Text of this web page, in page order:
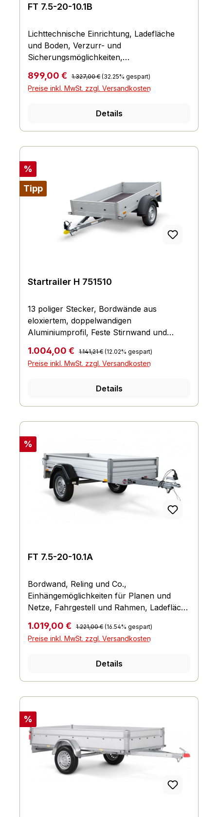
FT 7.5-20-10.1B
Lichttechnische Einrichtung, Ladefläche
und Boden, Verzurr- und
Sicherungsmöglichkeiten,
Netze, Räder und Achsen, Bordwand,
Reling und Co., Fahrgestell und Rahmen
Verkaufspreis:
899,00 € Regulärer Preis:
1.327,00 € (32.25% gespart)
Preise inkl. MwSt. zzgl. Versandkosten
Details
Rabatt
%
Tipp
Startrailer H 751510
13 poliger Stecker, Bordwände aus
eloxiertem, doppelwandigen
Aluminiumprofil, Feste Stirnwand und
Zurrbügel in den Seitenbordwänden
integriert, Zugkraft 400 kg pro Zurrbügel,
im Unterfahrschutz integriert, Eckrungen
Verkaufspreis:
1.004,00 € Regulärer Preis:
1.141,21 € (12.02% gespart)
Preise inkl. MwSt. zzgl. Versandkosten
Details
Rabatt
%
FT 7.5-20-10.1A
Bordwand, Reling und Co.,
Einhängemöglichkeiten für Planen und
Netze, Fahrgestell und Rahmen, Ladefläche
und Sicherungsmöglichkeiten,
Lichttechnische Einrichtungen
Verkaufspreis:
1.019,00 € Regulärer Preis:
1.221,00 € (16.54% gespart)
Preise inkl. MwSt. zzgl. Versandkosten
Details
Rabatt
%